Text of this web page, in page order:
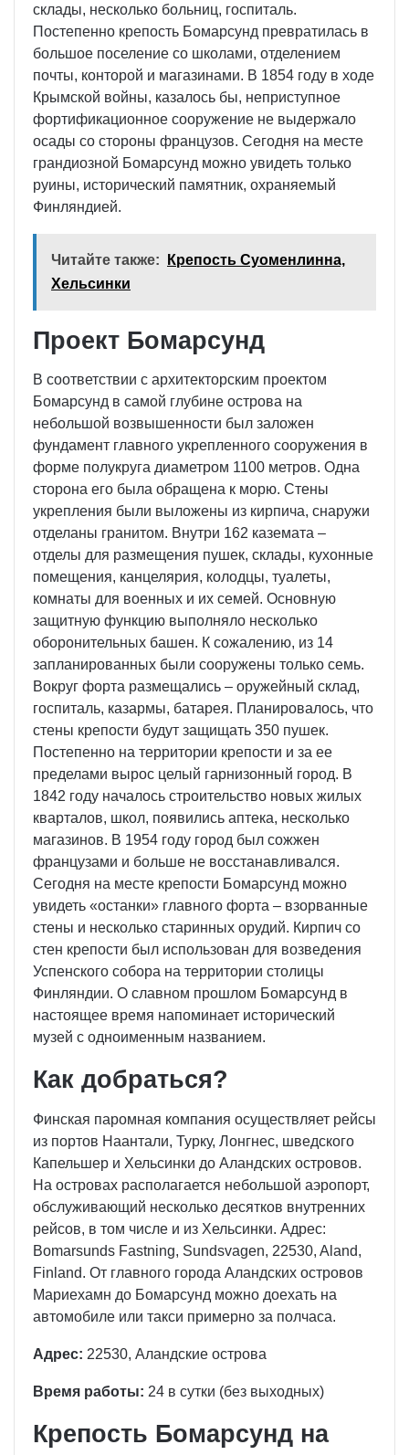
склады, несколько больниц, госпиталь.
Постепенно крепость Бомарсунд превратилась в
большое поселение со школами, отделением
почты, конторой и магазинами. В 1854 году в ходе
Крымской войны, казалось бы, неприступное
фортификационное сооружение не выдержало
осады со стороны французов. Сегодня на месте
грандиозной Бомарсунд можно увидеть только
руины, исторический памятник, охраняемый
Финляндией.
Читайте также:
Крепость Суоменлинна,
Хельсинки
Проект Бомарсунд
В соответствии с архитекторским проектом
Бомарсунд в самой глубине острова на
небольшой возвышенности был заложен
фундамент главного укрепленного сооружения в
форме полукруга диаметром 1100 метров. Одна
сторона его была обращена к морю. Стены
укрепления были выложены из кирпича, снаружи
отделаны гранитом. Внутри 162 каземата –
отделы для размещения пушек, склады, кухонные
помещения, канцелярия, колодцы, туалеты,
комнаты для военных и их семей. Основную
защитную функцию выполняло несколько
оборонительных башен. К сожалению, из 14
запланированных были сооружены только семь.
Вокруг форта размещались – оружейный склад,
госпиталь, казармы, батарея. Планировалось, что
стены крепости будут защищать 350 пушек.
Постепенно на территории крепости и за ее
пределами вырос целый гарнизонный город. В
1842 году началось строительство новых жилых
кварталов, школ, появились аптека, несколько
магазинов. В 1954 году город был сожжен
французами и больше не восстанавливался.
Сегодня на месте крепости Бомарсунд можно
увидеть «останки» главного форта – взорванные
стены и несколько старинных орудий. Кирпич со
стен крепости был использован для возведения
Успенского собора на территории столицы
Финляндии. О славном прошлом Бомарсунд в
настоящее время напоминает исторический
музей с одноименным названием.
Как добраться?
Финская паромная компания осуществляет рейсы
из портов Наантали, Турку, Лонгнес, шведского
Капельшер и Хельсинки до Аландских островов.
На островах располагается небольшой аэропорт,
обслуживающий несколько десятков внутренних
рейсов, в том числе и из Хельсинки. Адрес:
Bomarsunds Fastning, Sundsvagen, 22530, Aland,
Finland. От главного города Аландских островов
Мариехамн до Бомарсунд можно доехать на
автомобиле или такси примерно за полчаса.
Адрес: 22530, Аландские острова
Время работы: 24 в сутки (без выходных)
Крепость Бомарсунд на